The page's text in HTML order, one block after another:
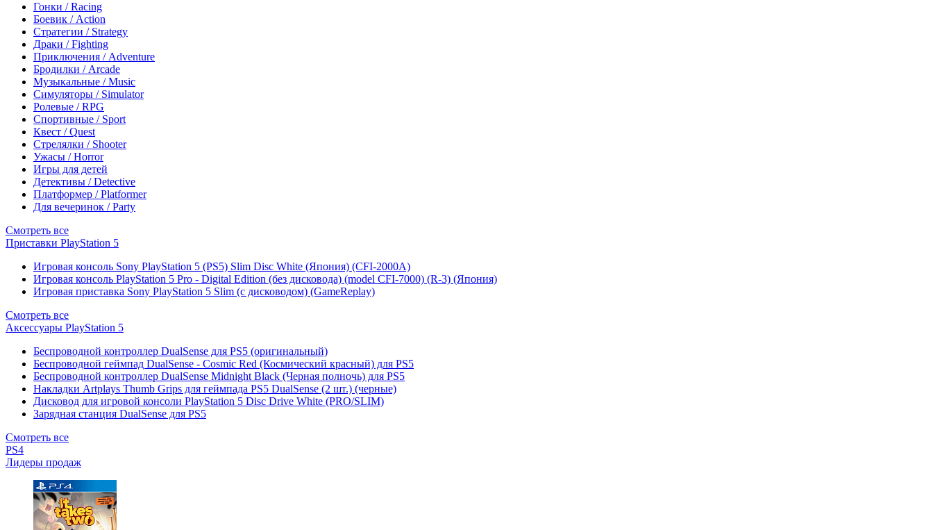
Гонки / Racing
Боевик / Action
Стратегии / Strategy
Драки / Fighting
Приключения / Adventure
Бродилки / Arcade
Музыкальные / Music
Симуляторы / Simulator
Ролевые / RPG
Спортивные / Sport
Квест / Quest
Стрелялки / Shooter
Ужасы / Horror
Игры для детей
Детективы / Detective
Платформер / Platformer
Для вечеринок / Party
Смотреть все
Приставки PlayStation 5
Игровая консоль Sony PlayStation 5 (PS5) Slim Disc White (Япония) (CFI-2000A)
Игровая консоль PlayStation 5 Pro - Digital Edition (без дисковода) (model CFI-7000) (R-3) (Япония)
Игровая приставка Sony PlayStation 5 Slim (с дисководом) (GameReplay)
Смотреть все
Аксессуары PlayStation 5
Беспроводной контроллер DualSense для PS5 (оригинальный)
Беспроводной геймпад DualSense - Cosmic Red (Космический красный) для PS5
Беспроводной контроллер DualSense Midnight Black (Черная полночь) для PS5
Накладки Artplays Thumb Grips для геймпада PS5 DualSense (2 шт.) (черные)
Дисковод для игровой консоли PlayStation 5 Disc Drive White (PRO/SLIM)
Зарядная станция DualSense для PS5
Смотреть все
PS4
Лидеры продаж